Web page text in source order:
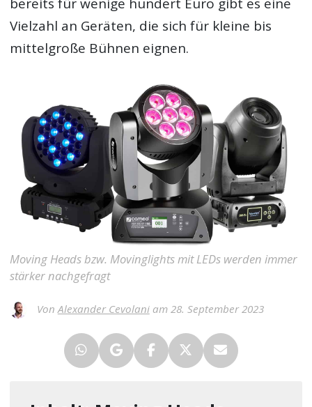
Vielzahl an Geräten, die sich für kleine bis
mittelgroße Bühnen eignen.
Moving Heads bzw. Movinglights mit LEDs werden immer
stärker nachgefragt
Von Alexander Cevolaniam 28. September 2023